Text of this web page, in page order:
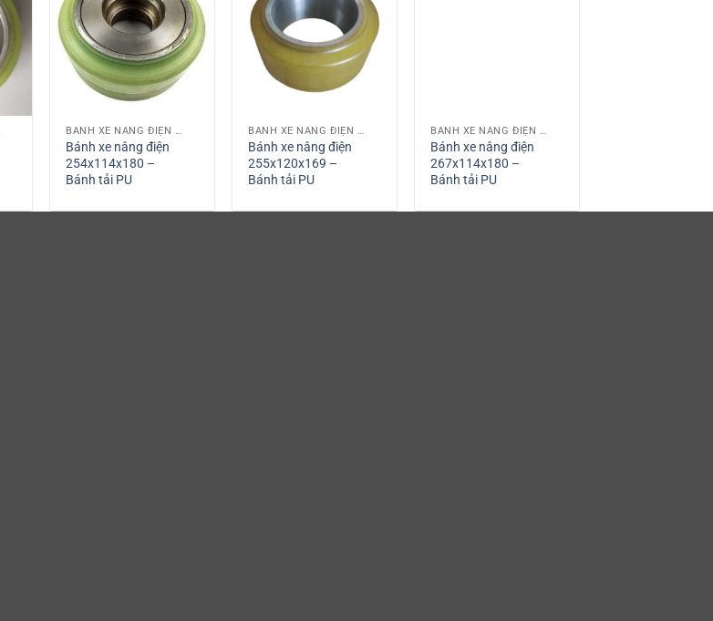
BÁNH XE NÂNG ĐIỆN PU
Bánh xe nâng điện
254x114x180 –
Bánh tải PU
BÁNH XE NÂNG ĐIỆN PU
Bánh xe nâng điện
255x120x169 –
Bánh tải PU
BÁNH XE NÂNG ĐIỆN PU
Bánh xe nâng điện
267x114x180 –
Bánh tải PU